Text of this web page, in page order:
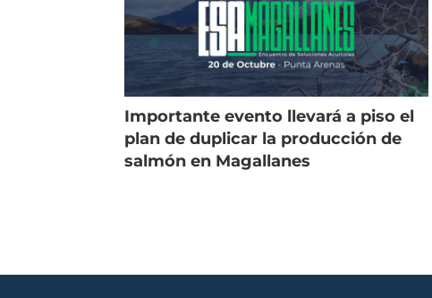
Importante evento llevará a piso el
plan de duplicar la producción de
salmón en Magallanes